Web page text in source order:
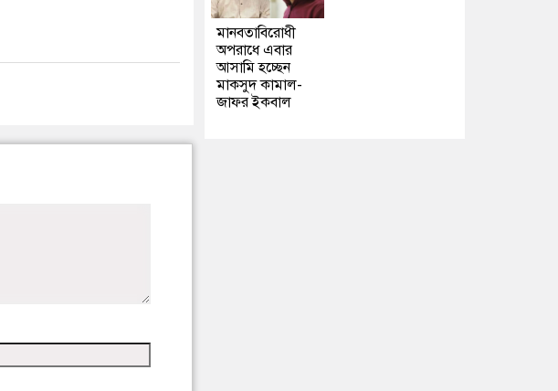
মানবতাবিরোধী
অপরাধে এবার
আসামি হচ্ছেন
মাকসুদ কামাল-
জাফর ইকবাল